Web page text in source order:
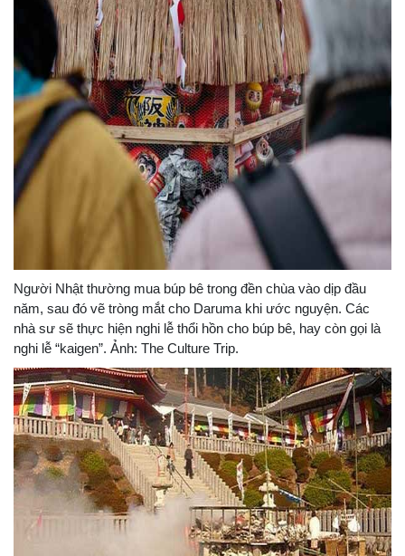
Người Nhật thường mua búp bê trong đền chùa vào dịp đầu
năm, sau đó vẽ tròng mắt cho Daruma khi ước nguyện. Các
nhà sư sẽ thực hiện nghi lễ thổi hồn cho búp bê, hay còn gọi là
nghi lễ “kaigen”. Ảnh: The Culture Trip.